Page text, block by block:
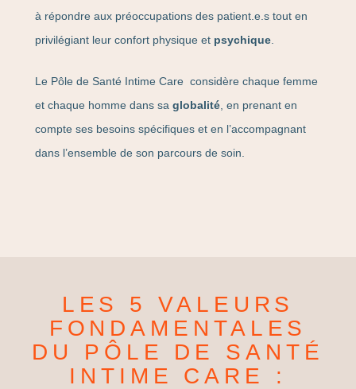
à répondre aux préoccupations des patient.e.s tout en
privilégiant leur confort physique et psychique.
Le Pôle de Santé Intime Care considère chaque femme
et chaque homme dans sa globalité, en prenant en
compte ses besoins spécifiques et en l’accompagnant
dans l’ensemble de son parcours de soin.
LES 5 VALEURS
FONDAMENTALES
DU PÔLE DE SANTÉ
INTIME CARE :